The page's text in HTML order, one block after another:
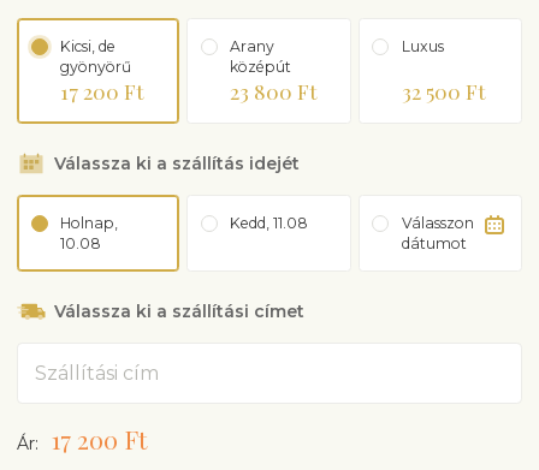
csak illusztráció, amely képet ad a csokor színvilágáról és
méretéről.
Kicsi, de
gyönyörű
17 200 Ft
Arany
középút
23 800 Ft
Luxus
32 500 Ft
Válassza ki a szállítás idejét
Holnap,
10.08
Kedd, 11.08
Válasszon
dátumot
Válassza ki a szállítási címet
Ár: 17 200 Ft